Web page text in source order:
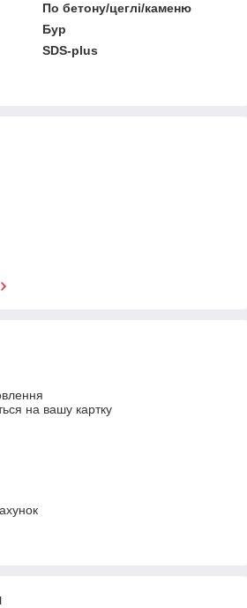
По бетону/цеглі/каменю
Бур
SDS-plus
на вашу картку